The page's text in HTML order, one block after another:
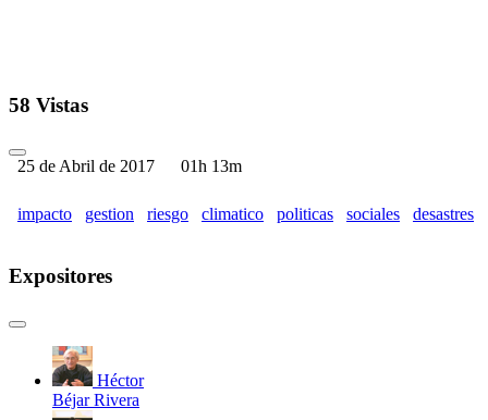
58 Vistas
25 de Abril de 2017 01h 13m
impacto gestion riesgo climatico politicas sociales desastres
Expositores
Héctor
Béjar Rivera